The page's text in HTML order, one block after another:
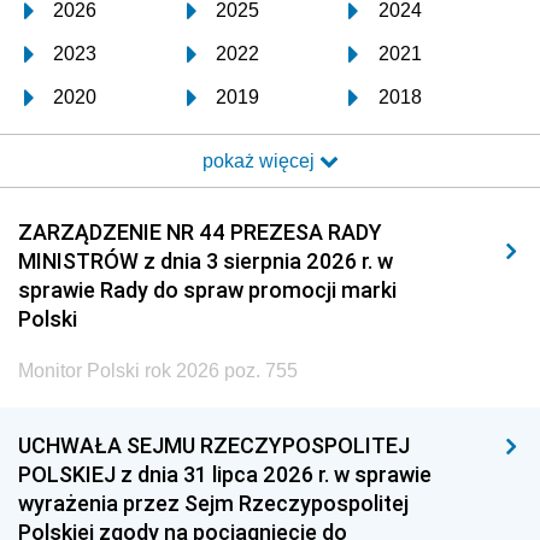
2026 2025 2024
2023 2022 2021
2020 2019 2018
2017 2016 2015
2014 2013 2012
2011 2010 2009
2008 2007 2006
2005
1996 1995 1994
1993 1992 1991
1990 1989
pokaż więcej
ZARZĄDZENIE NR 44 PREZESA RADY
MINISTRÓW z dnia 3 sierpnia 2026 r. w
sprawie Rady do spraw promocji marki
Polski
Monitor Polski rok 2026 poz. 755
UCHWAŁA SEJMU RZECZYPOSPOLITEJ
POLSKIEJ z dnia 31 lipca 2026 r. w sprawie
wyrażenia przez Sejm Rzeczypospolitej
Polskiej zgody na pociągnięcie do